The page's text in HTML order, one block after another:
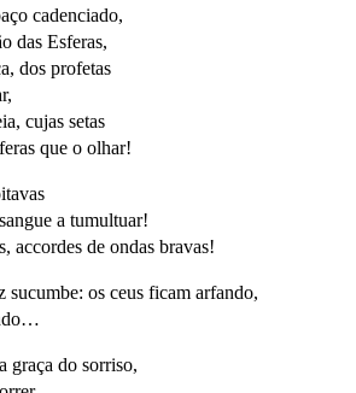
cadenciado,
das Esferas,
dos profetas
cujas setas
que o olhar!
a tumultuar!
accordes de ondas bravas!
sucumbe: os ceus ficam arfando,
graça do sorriso,